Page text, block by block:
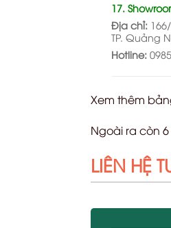
17.
Địa chỉ:
TP. Quảng
Hotline:
Xem thêm
Ngoài ra còn
LIÊN HỆ